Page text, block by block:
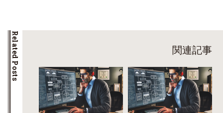
Related Posts 関連記事